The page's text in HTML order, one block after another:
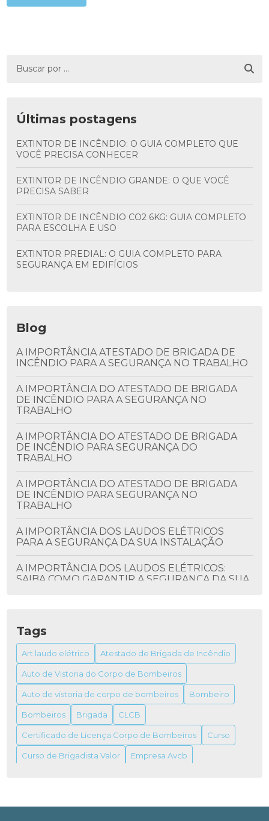
Últimas postagens
EXTINTOR DE INCÊNDIO: O GUIA COMPLETO QUE
VOCÊ PRECISA CONHECER
EXTINTOR DE INCÊNDIO GRANDE: O QUE VOCÊ
PRECISA SABER
EXTINTOR DE INCÊNDIO CO2 6KG: GUIA COMPLETO
PARA ESCOLHA E USO
EXTINTOR PREDIAL: O GUIA COMPLETO PARA
SEGURANÇA EM EDIFÍCIOS
Blog
A IMPORTÂNCIA ATESTADO DE BRIGADA DE
INCÊNDIO PARA A SEGURANÇA NO TRABALHO
A IMPORTÂNCIA DO ATESTADO DE BRIGADA
DE INCÊNDIO PARA A SEGURANÇA NO
TRABALHO
A IMPORTÂNCIA DO ATESTADO DE BRIGADA
DE INCÊNDIO PARA SEGURANÇA DO
TRABALHO
A IMPORTÂNCIA DO ATESTADO DE BRIGADA
DE INCÊNDIO PARA SEGURANÇA NO
TRABALHO
A IMPORTÂNCIA DOS LAUDOS ELÉTRICOS
PARA A SEGURANÇA DA SUA INSTALAÇÃO
A IMPORTÂNCIA DOS LAUDOS ELÉTRICOS:
SAIBA COMO GARANTIR A SEGURANÇA DA SUA
PRECISA SABER
ALVARÁ DO BOMBEIRO: COMO OBTER E SUA
IMPORTÂNCIA
ALVARÁ DO BOMBEIRO: TUDO O QUE VOCÊ
PRECISA SABER PARA OBTER O SEU
ALVARÁ FUNCIONAMENTO VIGILÂNCIA
SANITÁRIA
ALVARÁS DE FUNCIONAMENTO VIGILÂNCIAS
COMPLETO PARA REGULARIZAÇÃO
Tags
Art laudo elétrico Atestado de Brigada de Incêndio
Auto de Vistoria do Corpo de Bombeiros
Auto de vistoria de corpo de bombeiros Bombeiro
Bombeiros Brigada CLCB
Certificado de Licença Corpo de Bombeiros Curso
Curso de Brigadista Valor Empresa Avcb